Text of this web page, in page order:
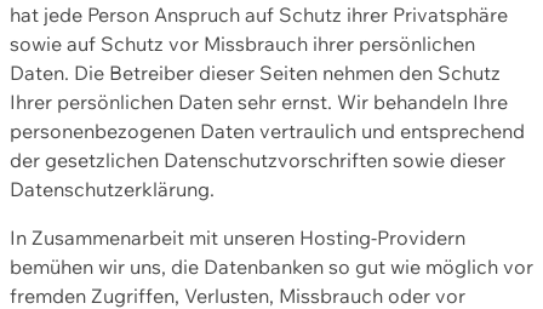
hat jede Person Anspruch auf Schutz ihrer Privatsphäre
sowie auf Schutz vor Missbrauch ihrer persönlichen
Daten. Die Betreiber dieser Seiten nehmen den Schutz
Ihrer persönlichen Daten sehr ernst. Wir behandeln Ihre
personenbezogenen Daten vertraulich und entsprechend
der gesetzlichen Datenschutzvorschriften sowie dieser
Datenschutzerklärung.
In Zusammenarbeit mit unseren Hosting-Providern
bemühen wir uns, die Datenbanken so gut wie möglich vor
fremden Zugriffen, Verlusten, Missbrauch oder vor